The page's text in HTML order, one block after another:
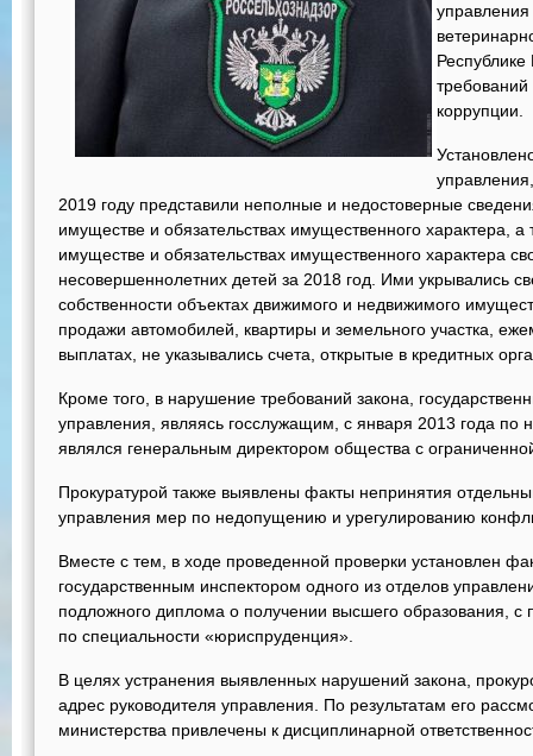
требований
коррупции.
2019 году представили неполные и недостоверные
имуществе и обязательствах имущественного характера,
имуществе и обязательствах имущественного характера
несовершеннолетних детей за 2018 год. Ими укрывались
собственности объектах движимого и недвижимого
продажи автомобилей, квартиры и земельного участка,
выплатах, не указывались счета, открытые в кредитных
Кроме того, в нарушение требований закона,
управления, являясь госслужащим, с января 2013 года по
являлся генеральным директором общества с
Прокуратурой также выявлены факты непринятия
управления мер по недопущению и урегулированию
Вместе с тем, в ходе проведенной проверки установлен
государственным инспектором одного из отделов
подложного диплома о получении высшего образования,
по специальности «юриспруденция».
В целях устранения выявленных нарушений закона,
адрес руководителя управления. По результатам его
министерства привлечены к дисциплинарной